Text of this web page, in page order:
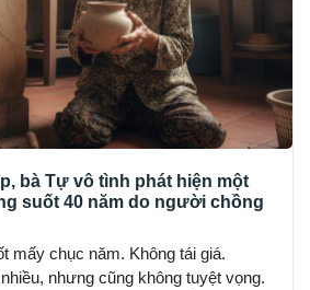
bà Tự vô tình phát hiện một
suốt 40 năm do người chồng
mấy chục năm. Không tái giá.
nhưng cũng không tuyệt vọng.